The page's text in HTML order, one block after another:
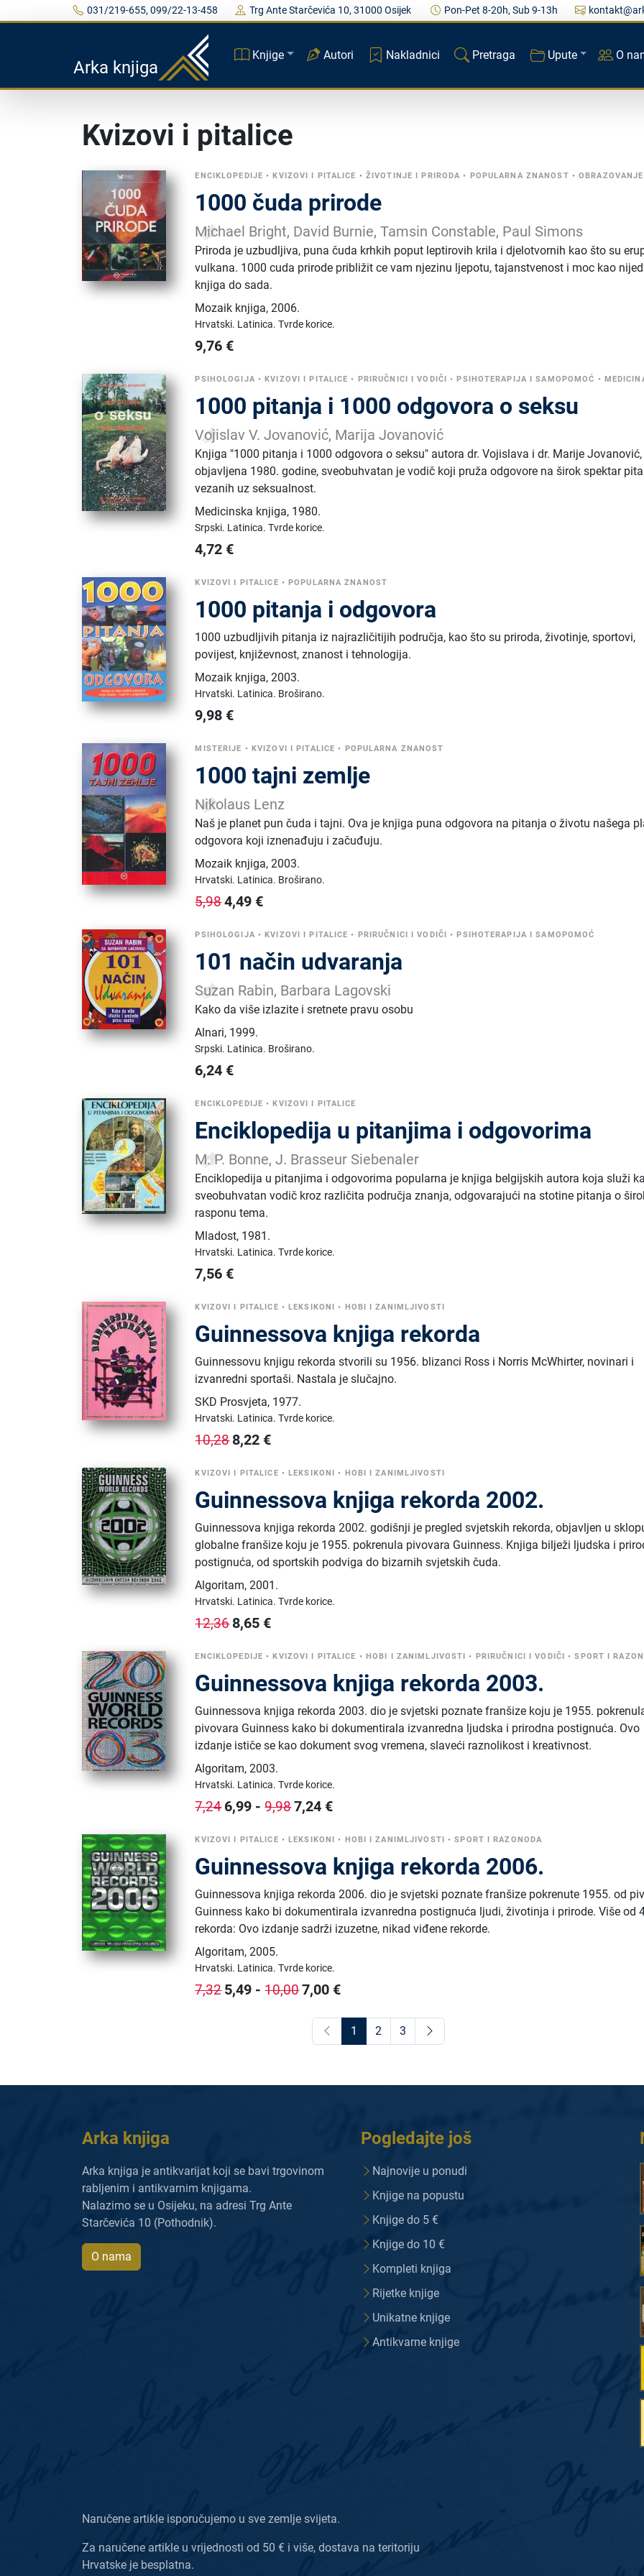
031/219-655, 099/22-13-458 Trg Ante Starčevića 10, 31000 Osijek Pon-Pet 8-20h, Sub 9-13h
Arka knjiga
Knjige Autori Nakladnici Pretraga Upute O
Kvizovi i pitalice
ENCIKLOPEDIJE •KVIZOVI I PITALICE • ŽIVOTINJE I PRIRODA • POPULARNA ZNANOST •OBRAZOVANJE
1000 čuda prirode
Michael Bright, David Burnie, Tamsin Constable, Paul Simons
Priroda je uzbudljiva, puna čuda krhkih poput leptirovih krila i djelotvornih kao što su
vulkana. 1000 cuda prirode približit ce vam njezinu ljepotu, tajanstvenost i moc kao
knjiga do sada.
Mozaik knjiga,2006.
Hrvatski. Latinica.Tvrde korice.
9,76 €
PSIHOLOGIJA •KVIZOVI I PITALICE • PRIRUČNICI I VODIČI •PSIHOTERAPIJA I SAMOPOMOĆ •
1000 pitanja i 1000 odgovora o seksu
Vojislav V. Jovanović, Marija Jovanović
Knjiga "1000 pitanja i 1000 odgovora o seksu" autora dr. Vojislava i dr. Marije Jovanović,
objavljena 1980. godine, sveobuhvatan je vodič koji pruža odgovore na širok spektar
vezanih uz seksualnost.
Medicinska knjiga, 1980.
Srpski. Latinica.Tvrde korice.
4,72 €
KVIZOVI I PITALICE •POPULARNA ZNANOST
1000 pitanja i odgovora
1000 uzbudljivih pitanja iz najrazličitijih područja, kao što su priroda, životinje, sportovi,
povijest, književnost, znanost i tehnologija.
Mozaik knjiga,2003.
Hrvatski. Latinica. Broširano.
9,98 €
MISTERIJE • KVIZOVI I PITALICE • POPULARNA ZNANOST
1000 tajni zemlje
Nikolaus Lenz
Naš je planet pun čuda i tajni. Ova je knjiga puna odgovora na pitanja o životu našega
odgovora koji iznenađuju i začuđuju.
Mozaik knjiga,2003.
Hrvatski. Latinica. Broširano.
5,984,49 €
PSIHOLOGIJA •KVIZOVI I PITALICE • PRIRUČNICI I VODIČI •PSIHOTERAPIJA I SAMOPOMOĆ
101 način udvaranja
Suzan Rabin, Barbara Lagovski
Kako da više izlazite i sretnete pravu osobu
Alnari, 1999.
Srpski. Latinica. Broširano.
6,24 €
ENCIKLOPEDIJE •KVIZOVI I PITALICE
Enciklopedija u pitanjima i odgovorima
M. P. Bonne, J. Brasseur Siebenaler
Enciklopedija u pitanjima i odgovorima popularna je knjiga belgijskih autora koja služi
sveobuhvatan vodič kroz različita područja znanja, odgovarajući na stotine pitanja o
rasponu tema.
Mladost, 1981.
Hrvatski. Latinica.Tvrde korice.
7,56 €
KVIZOVI I PITALICE •LEKSIKONI • HOBI I ZANIMLJIVOSTI
Guinnessova knjiga rekorda
Guinnessovu knjigu rekorda stvorili su 1956. blizanci Ross i Norris McWhirter, novinari i
izvanredni sportaši. Nastala je slučajno.
SKD Prosvjeta, 1977.
Hrvatski. Latinica.Tvrde korice.
10,288,22 €
KVIZOVI I PITALICE •LEKSIKONI • HOBI I ZANIMLJIVOSTI
Guinnessova knjiga rekorda 2002.
Guinnessova knjiga rekorda 2002. godišnji je pregled svjetskih rekorda, objavljen u
globalne franšize koju je 1955. pokrenula pivovara Guinness. Knjiga bilježi ljudska i
postignuća, od sportskih podviga do bizarnih svjetskih čuda.
Algoritam,2001.
Hrvatski. Latinica.Tvrde korice.
12,368,65 €
ENCIKLOPEDIJE •KVIZOVI I PITALICE • HOBI I ZANIMLJIVOSTI • PRIRUČNICI I VODIČI •SPORT I
Guinnessova knjiga rekorda 2003.
Guinnessova knjiga rekorda 2003. dio je svjetski poznate franšize koju je 1955.
pivovara Guinness kako bi dokumentirala izvanredna ljudska i prirodna postignuća. Ovo
izdanje ističe se kao dokument svog vremena, slaveći raznolikost i kreativnost.
Algoritam,2003.
Hrvatski. Latinica.Tvrde korice.
7,246,99 -9,987,24 €
KVIZOVI I PITALICE •LEKSIKONI • HOBI I ZANIMLJIVOSTI •SPORT I RAZONODA
Guinnessova knjiga rekorda 2006.
Guinnessova knjiga rekorda 2006. dio je svjetski poznate franšize pokrenute 1955. od
Guinness kako bi dokumentirala izvanredna postignuća ljudi, životinja i prirode. Više od
rekorda: Ovo izdanje sadrži izuzetne, nikad viđene rekorde.
Algoritam,2005.
Hrvatski. Latinica.Tvrde korice.
7,325,49 -10,007,00 €
1 2 3
Arka knjiga
Arka knjiga je antikvarijat koji se bavi trgovinom
rabljenim i antikvarnim knjigama.
Nalazimo se u Osijeku, na adresi Trg Ante
Starčevića 10 (Pothodnik).
O nama
Pogledajte još
Najnovije u ponudi
Knjige na popustu
Knjige do 5 €
Knjige do 10 €
Kompleti knjiga
Rijetke knjige
Unikatne knjige
Antikvarne knjige
Naručene artikle isporučujemo u sve zemlje svijeta.
Za naručene artikle u vrijednosti od 50 € i više, dostava na teritoriju
Hrvatske je besplatna.